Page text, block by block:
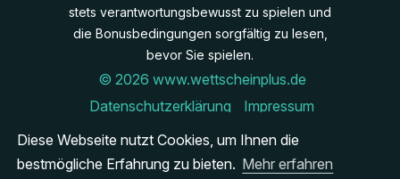
Diese Webseite nutzt Cookies, um Ihnen die
bestmögliche Erfahrung zu bieten. Mehr erfahren
stets verantwortungsbewusst zu spielen und
die Bonusbedingungen sorgfältig zu lesen,
bevor Sie spielen.
© 2026 www.wettscheinplus.de
Datenschutzerklärung
Impressum
Cookies
Verantwortungsbewusst spielen